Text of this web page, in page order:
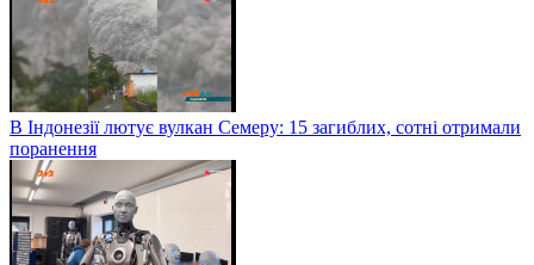
В Індонезії лютує вулкан Семеру: 15 загиблих, сотні отримали
поранення